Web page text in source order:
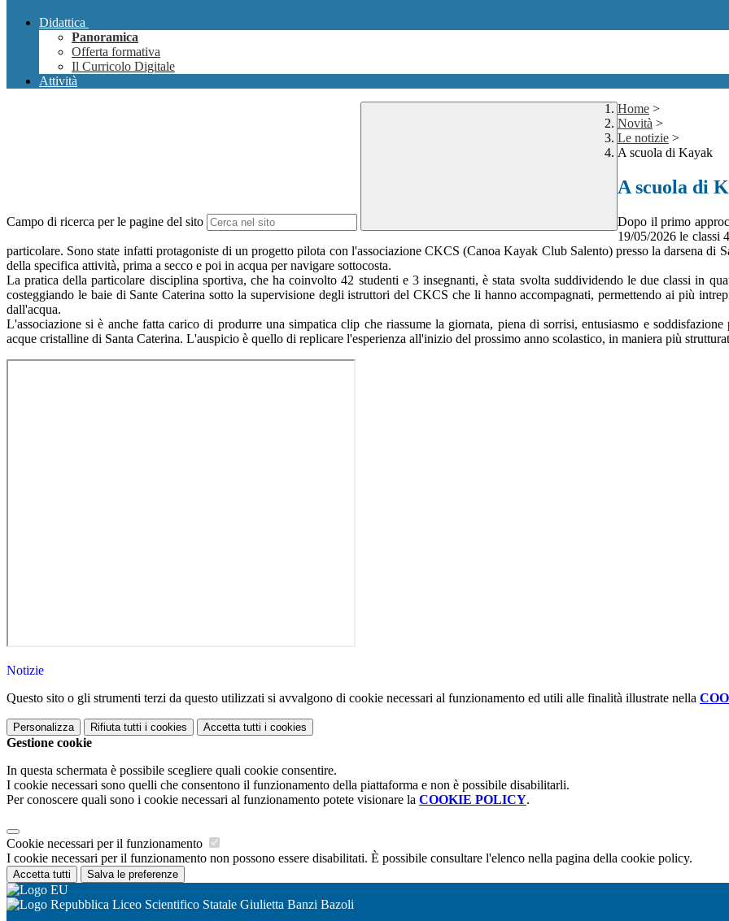
Didattica
Panoramica
Offerta formativa
Il Curricolo Digitale
Attività
Campo di ricerca per le pagine del sito
Home >
Novità >
Le notizie >
A scuola di Kayak
A scuola di
Dopo il primo
19/05/2026 le classi
particolare. Sono state infatti protagoniste di un progetto pilota con l'associazione CKCS (Canoa Kayak Club Salento) presso la darsena di
della specifica attività, prima a secco e poi in acqua per navigare sottocosta.
La pratica della particolare disciplina sportiva, che ha coinvolto 42 studenti e 3 insegnanti, è stata svolta suddividendo le due classi in
costeggiando le baie di Sante Caterina sotto la supervisione degli istruttori del CKCS che li hanno accompagnati, permettendo ai più
dall'acqua.
L'associazione si è anche fatta carico di produrre una simpatica clip che riassume la giornata, piena di sorrisi, entusiasmo e
acque cristalline di Santa Caterina. L'auspicio è quello di replicare l'esperienza all'inizio del prossimo anno scolastico, in maniera più
Notizie
Questo sito o gli strumenti terzi da questo utilizzati si avvalgono di cookie necessari al funzionamento ed utili alle finalità illustrate nella
Personalizza Rifiuta tutti i cookies Accetta tutti i cookies
Gestione cookie
In questa schermata è possibile scegliere quali cookie consentire.
I cookie necessari sono quelli che consentono il funzionamento della piattaforma e non è possibile disabilitarli.
Per conoscere quali sono i cookie necessari al funzionamento potete visionare la COOKIE POLICY.
Cookie necessari per il funzionamento
I cookie necessari per il funzionamento non possono essere disabilitati. È possibile consultare l'elenco nella pagina della cookie policy.
Accetta tutti Salva le preferenze
Liceo Scientifico Statale Giulietta Banzi Bazoli